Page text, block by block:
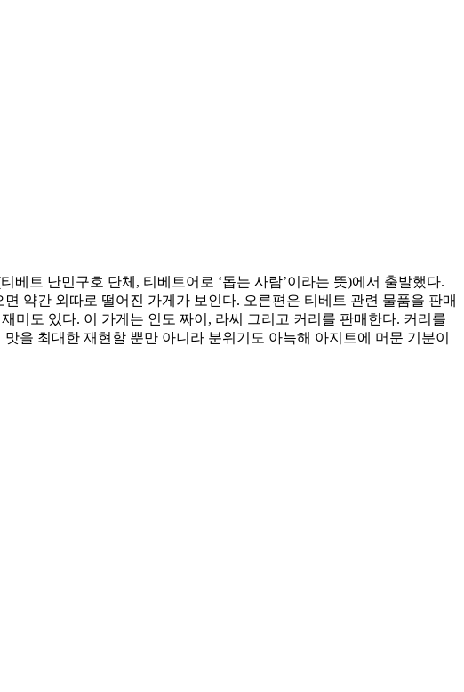
베트 난민구호 단체, 티베트어로 ‘돕는 사람’이라는 뜻)에서 출발했다.
약간 외따로 떨어진 가게가 보인다. 오른편은 티베트 관련 물품을 판매
미도 있다. 이 가게는 인도 짜이, 라씨 그리고 커리를 판매한다. 커리를
을 최대한 재현할 뿐만 아니라 분위기도 아늑해 아지트에 머문 기분이